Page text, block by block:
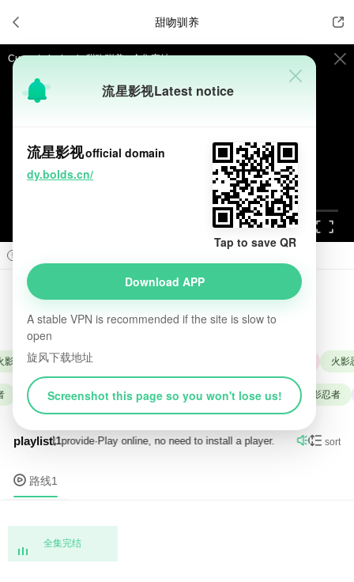
 甜吻驯养 
流星影视Latest notice
流星影视official domain
dy.bolds.cn/
Tap to save QR
Download APP
A stable VPN is recommended if the site is slow to
open
旋风下载地址
Screenshot this page so you won't lose us!

Current playback:甜吻驯养 - 全集完结
提醒 不要轻易相信视频中的广告，谨防上当受骗!
视频载入速度跟网速有关，请耐心等待几秒钟。
甜吻驯养 
2.0 2026 中国大陆 短剧
忍者 短剧 火影
复仇者联盟 战狼 红海行动 变形金刚 短剧 火影忍者
playlist
by路线1provide·Play online, no need to install a player. Current
 sort
路线1
全集完结